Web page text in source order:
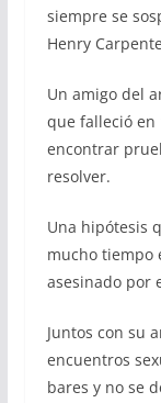
siempre se
Henry
Un amigo del
que falleció en
encontrar
resolver.
Una hipótesis
mucho tiempo
asesinado por
Juntos con su
encuentros
bares y no se